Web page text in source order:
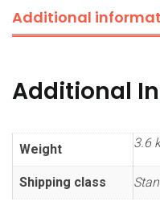
Additional
Additional
Weight 3.6
Shipping class